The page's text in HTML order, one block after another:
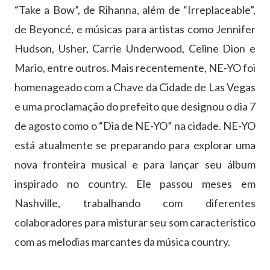
“Take a Bow”, de Rihanna, além de “Irreplaceable”,
de Beyoncé, e músicas para artistas como Jennifer
Hudson, Usher, Carrie Underwood, Celine Dion e
Mario, entre outros. Mais recentemente, NE-YO foi
homenageado com a Chave da Cidade de Las Vegas
e uma proclamação do prefeito que designou o dia 7
de agosto como o “Dia de NE-YO” na cidade. NE-YO
está atualmente se preparando para explorar uma
nova fronteira musical e para lançar seu álbum
inspirado no country. Ele passou meses em
Nashville, trabalhando com diferentes
colaboradores para misturar seu som característico
com as melodias marcantes da música country.